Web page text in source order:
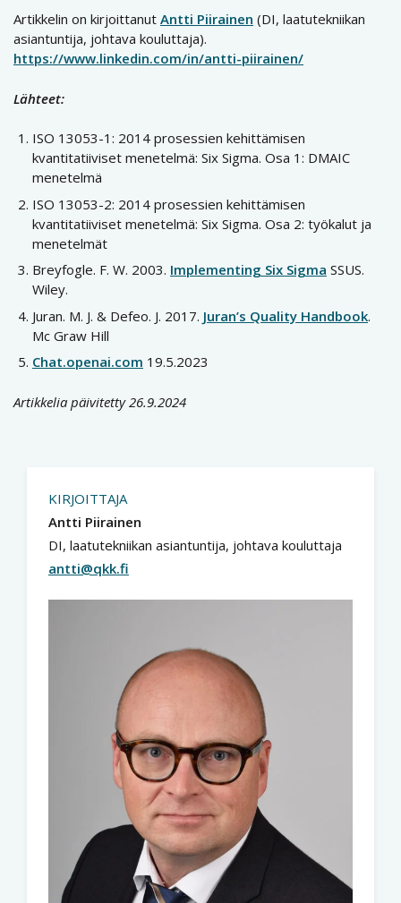
Artikkelin on kirjoittanut Antti Piirainen (DI, laatutekniikan
asiantuntija, johtava kouluttaja).
https://www.linkedin.com/in/antti-piirainen/
Lähteet:
ISO 13053-1: 2014 prosessien kehittämisen
kvantitatiiviset menetelmä: Six Sigma. Osa 1: DMAIC
menetelmä
ISO 13053-2: 2014 prosessien kehittämisen
kvantitatiiviset menetelmä: Six Sigma. Osa 2: työkalut ja
menetelmät
Breyfogle. F. W. 2003. Implementing Six Sigma SSUS.
Wiley.
Juran. M. J. & Defeo. J. 2017. Juran’s Quality Handbook.
Mc Graw Hill
Chat.openai.com 19.5.2023
Artikkelia päivitetty 26.9.2024
KIRJOITTAJA
Antti Piirainen
DI, laatutekniikan asiantuntija, johtava kouluttaja
antti@qkk.fi